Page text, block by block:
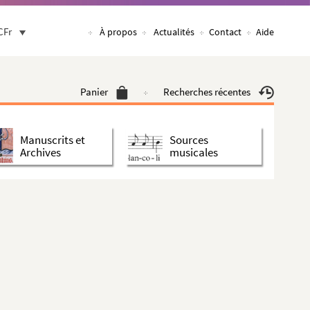
À propos Actualités Contact Aide
Panier Recherches récentes
Manuscrits et
Archives
Sources
musicales